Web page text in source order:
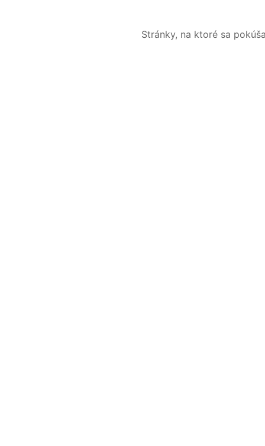
Stránky, na ktoré sa